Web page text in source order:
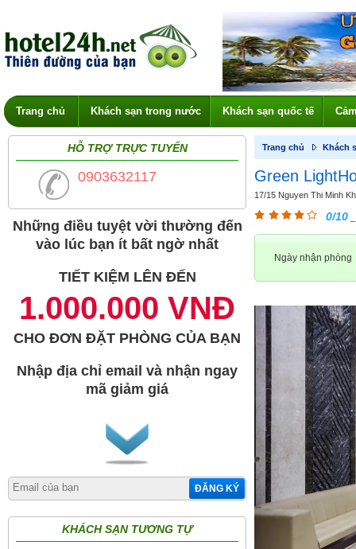
Trang chủ Khách sạn trong nước Khách sạn quốc tế
HỖ TRỢ TRỰC TUYẾN
0903632117
Những điều tuyệt vời thường đến
vào lúc bạn ít bất ngờ nhất
TIẾT KIỆM LÊN ĐẾN
1.000.000 VNĐ
CHO ĐƠN ĐẶT PHÒNG CỦA BẠN
Nhập địa chỉ email và nhận ngay
mã giảm giá
ĐĂNG KÝ
KHÁCH SẠN TƯƠNG TỰ
Trang chủ Khách
Green
17/15 Nguyen Thi Minh
0/10
Ngày nhận phòng